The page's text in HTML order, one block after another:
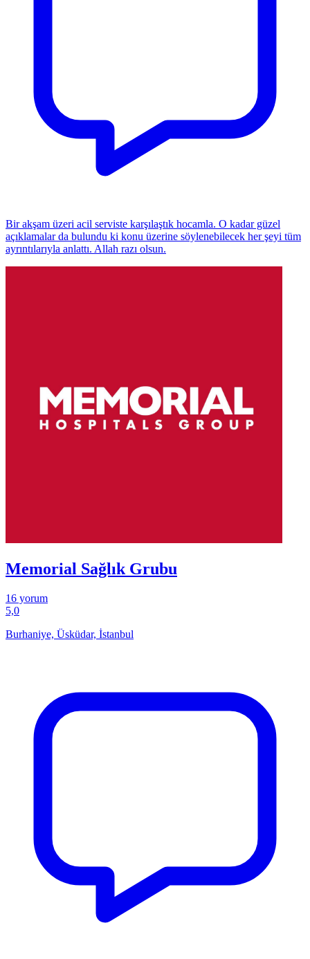
Bir akşam üzeri acil serviste karşılaştık hocamla. O kadar güzel
açıklamalar da bulundu ki konu üzerine söylenebilecek her şeyi tüm
ayrıntılarıyla anlattı. Allah razı olsun.
Memorial Sağlık Grubu
16 yorum
5,0
Burhaniye, Üsküdar, İstanbul